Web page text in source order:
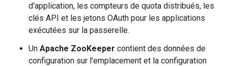
d'application, les compteurs de quota distribués, les
clés API et les jetons OAuth pour les applications
exécutées sur la passerelle.
Un Apache ZooKeeper contient des données de
configuration sur l'emplacement et la configuration